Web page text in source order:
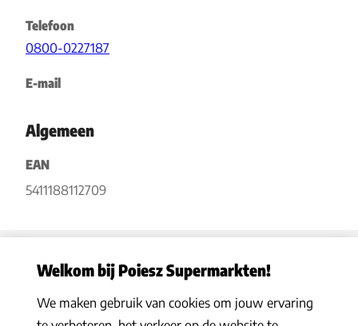
Telefoon
0800-0227187
E-mail
Algemeen
EAN
5411188112709
Privacy statement|Algemene voorwaarden |Hoe werkt het |
Welkom bij Poiesz Supermarkten!
We maken gebruik van cookies om jouw ervaring